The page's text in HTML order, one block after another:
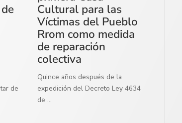
de
Cultural para las
Víctimas del Pueblo
Rrom como medida
de reparación
colectiva
Quince años después de la
expedición del Decreto Ley 4634
de ...